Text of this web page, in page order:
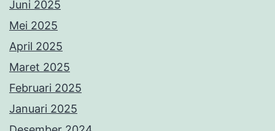
Juni 2025
Mei 2025
April 2025
Maret 2025
Februari 2025
Januari 2025